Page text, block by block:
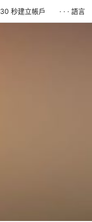
30 秒建立帳戶 · · · 語言